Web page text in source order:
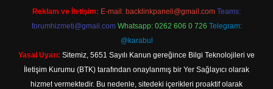
Reklam ve İletişim: E-mail: backlinkpaneli@gmail.com Teams:
forumhizmeti@gmail.com Whatsapp: 0262 606 0 726 Telegram:
@karabul
Yasal Uyarı: Sitemiz, 5651 Sayılı Kanun gereğince Bilgi Teknolojileri ve
İletişim Kurumu (BTK) tarafından onaylanmış bir Yer Sağlayıcı olarak
hizmet vermektedir. Bu nedenle, sitedeki içerikleri proaktif olarak